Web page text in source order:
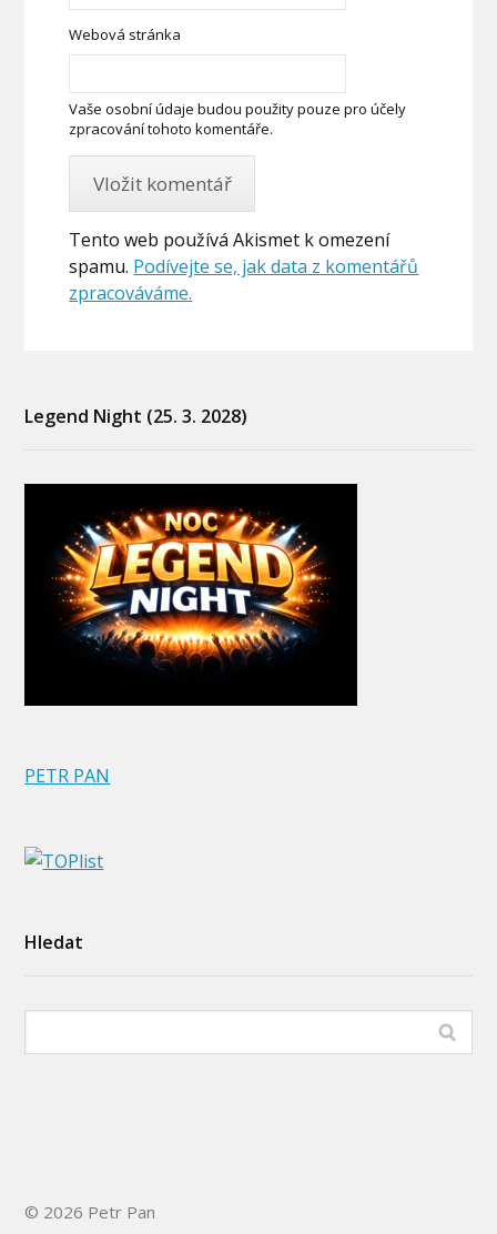
Webová stránka
Vaše osobní údaje budou použity pouze pro účely
zpracování tohoto komentáře.
Tento web používá Akismet k omezení
spamu. Podívejte se, jak data z komentářů
zpracováváme.
Legend Night (25. 3. 2028)
PETR PAN
Hledat
© 2026 Petr Pan